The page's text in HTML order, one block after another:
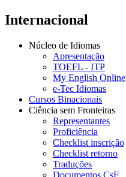
Internacional
Núcleo de Idiomas
Apresentação
TOEFL - ITP
My English Online
e-Tec Idiomas
Cursos Binacionais
Ciência sem Fronteiras
Representantes
Proficiência
Checklist inscrição
Checklist retorno
Traduções
Documentos CsF